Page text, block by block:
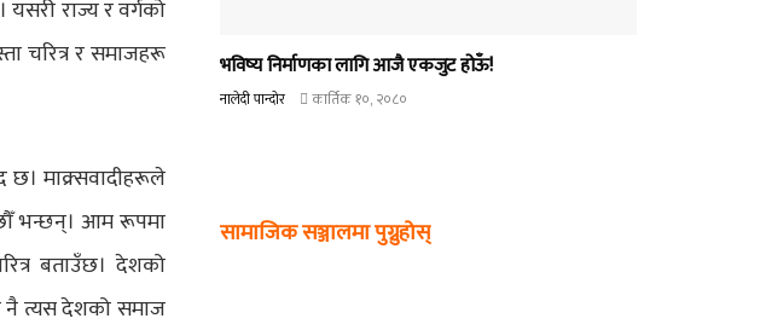
राज्य र वर्गको
चरित्र र समाजहरू
छ। माक्र्सवादीहरूले
भन्छन्। आम रूपमा
बताउँछ। देशको
नै त्यस देशको समाज
भविष्य निर्माणका लागि आजै एकजुट होऊँ!
नालेदी पान्दोर कार्तिक १०, २०८०
सामाजिक सञ्जालमा पुग्नुहोस्